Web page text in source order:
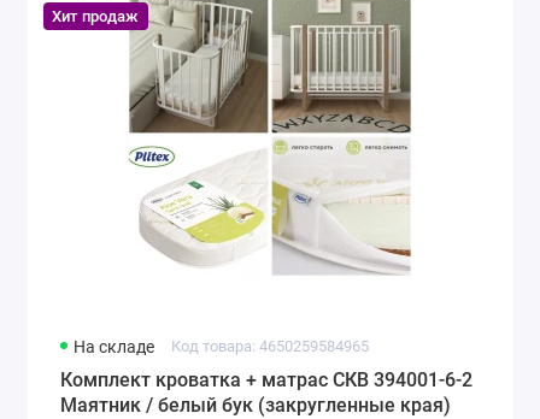
Хит продаж
На складе Код товара: 4650259584965
Комплект кроватка + матрас СКВ 394001-6-2
Маятник / белый бук (закругленные края)